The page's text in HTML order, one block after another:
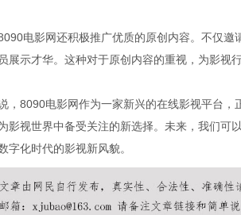
电影网还积极推广优质的原创内容。不仅
展示才华。这种对于原创内容的重视，为影视
，8090电影网作为一家新兴的在线影视平台
影视世界中备受关注的新选择。未来，我们可
字化时代的影视新风貌。